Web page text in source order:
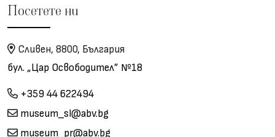
Посетете ни
Сливен, 8800, България
бул. „Цар Освободител” №18
+359 44 622494
museum_sl@abv.bg
museum_pr@abv.bg